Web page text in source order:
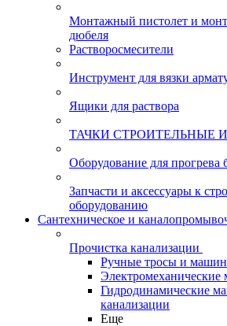
Монтажный пистолет и
дюбеля
Растворосмесители
Инструмент для вязки
Ящики для раствора
ТАЧКИ СТРОИТЕЛЬНЫЕ
Оборудование для прогрева
Запчасти и аксессуары к
оборудованию
Сантехническое и
Прочистка канализации
Ручные тросы и
Гидродинамические
канализации
Еще